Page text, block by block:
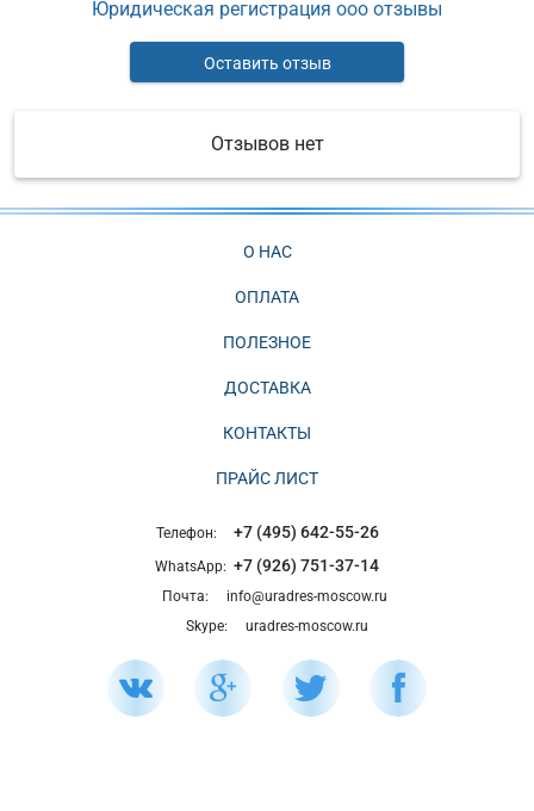
Юридическая регистрация ооо отзывы
Оставить отзыв
Отзывов нет
Телефон: +7 (495) 642-55-26
WhatsApp: +7 (926) 751-37-14
Почта:
info@uradres-moscow.ru
Skype:
uradres-moscow.ru
О НАС
ОПЛАТА
ПОЛЕЗНОЕ
ДОСТАВКА
КОНТАКТЫ
ПРАЙС ЛИСТ